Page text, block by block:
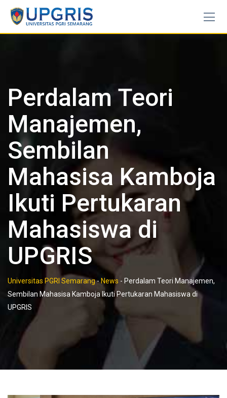
Skip
content
Perdalam Teori
Manajemen,
Sembilan
Mahasisa Kamboja
Ikuti Pertukaran
Mahasiswa di
UPGRIS
Universitas PGRI Semarang-News - Perdalam Teori Manajemen,
Sembilan Mahasisa Kamboja Ikuti Pertukaran Mahasiswa di
UPGRIS